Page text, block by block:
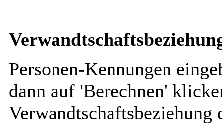
Personen-Kennungen
dann auf 'Berechnen'
Verwandtschaftsbeziehung